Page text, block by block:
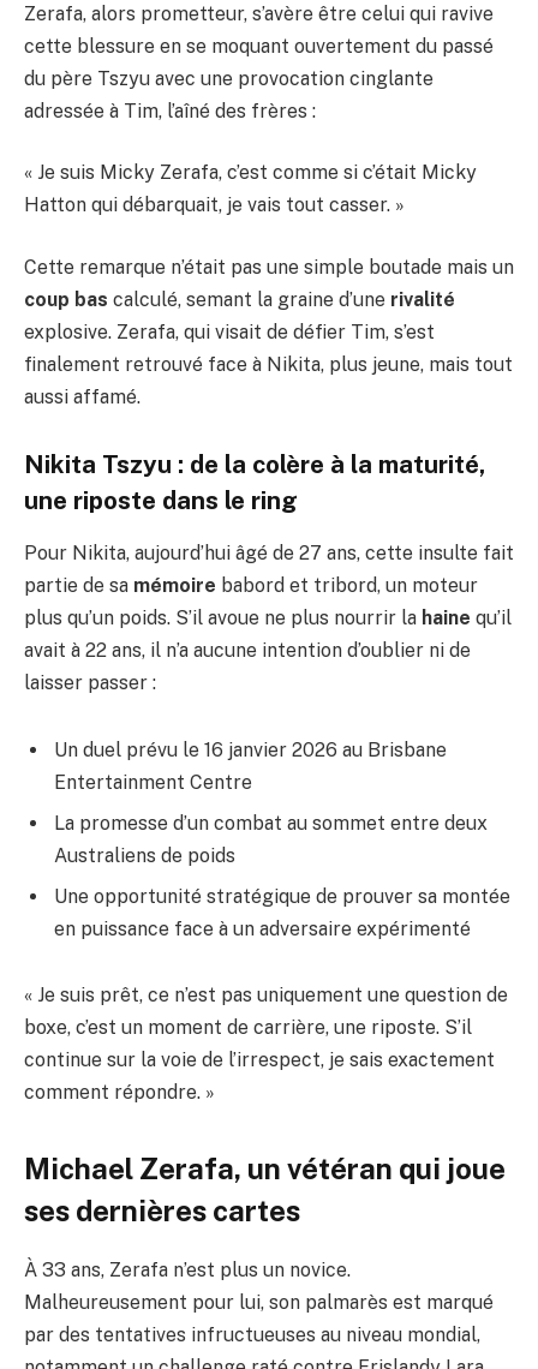
Zerafa, alors prometteur, s’avère être celui qui ravive
cette blessure en se moquant ouvertement du passé
du père Tszyu avec une provocation cinglante
adressée à Tim, l’aîné des frères :
« Je suis Micky Zerafa, c’est comme si c’était Micky
Hatton qui débarquait, je vais tout casser. »
Cette remarque n’était pas une simple boutade mais un
coup bas calculé, semant la graine d’une rivalité
explosive. Zerafa, qui visait de défier Tim, s’est
finalement retrouvé face à Nikita, plus jeune, mais tout
aussi affamé.
Nikita Tszyu : de la colère à la maturité,
une riposte dans le ring
Pour Nikita, aujourd’hui âgé de 27 ans, cette insulte fait
partie de sa mémoire babord et tribord, un moteur
plus qu’un poids. S’il avoue ne plus nourrir la haine qu’il
avait à 22 ans, il n’a aucune intention d’oublier ni de
laisser passer :
Un duel prévu le 16 janvier 2026 au Brisbane
Entertainment Centre
La promesse d’un combat au sommet entre deux
Australiens de poids
Une opportunité stratégique de prouver sa montée
en puissance face à un adversaire expérimenté
« Je suis prêt, ce n’est pas uniquement une question de
boxe, c’est un moment de carrière, une riposte. S’il
continue sur la voie de l’irrespect, je sais exactement
comment répondre. »
Michael Zerafa, un vétéran qui joue
ses dernières cartes
À 33 ans, Zerafa n’est plus un novice.
Malheureusement pour lui, son palmarès est marqué
par des tentatives infructueuses au niveau mondial,